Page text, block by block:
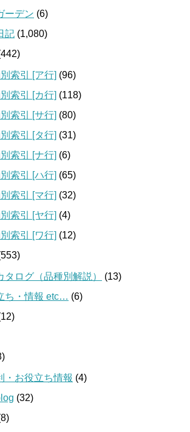
ーデン (6)
記 (1,080)
索引 [ア行] (96)
索引 [カ行] (118)
索引 [サ行] (80)
索引 [タ行] (31)
索引 [ナ行] (6)
索引 [ハ行] (65)
索引 [マ行] (32)
索引 [ヤ行] (4)
索引 [ワ行] (12)
タログ（品種別解説）
(13)
ち・情報 etc… (6)
・お役立ち情報 (4)
(32)